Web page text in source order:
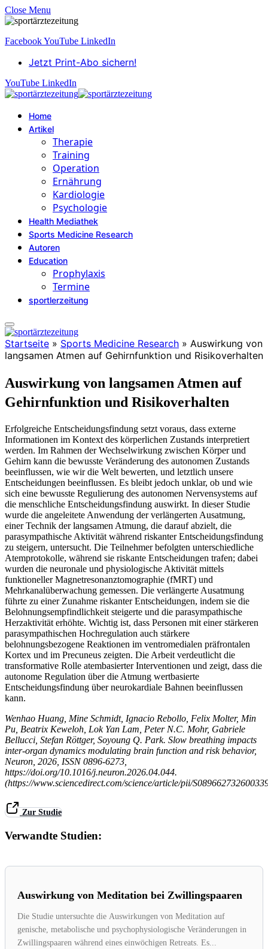
Close Menu
FacebookYouTube LinkedIn
Jetzt Print-Abo sichern!
YouTube LinkedIn
Home
Artikel
Therapie
Training
Operation
Ernährung
Kardiologie
Psychologie
Health Mediathek
Sports Medicine Research
Autoren
Education
Prophylaxis
Termine
sportlerzeitung
Startseite » Sports Medicine Research » Auswirkung von
langsamen Atmen auf Gehirnfunktion und Risikoverhalten
Auswirkung von langsamen Atmen auf
Gehirnfunktion und Risikoverhalten
Erfolgreiche Entscheidungsfindung setzt voraus, dass externe
Informationen im Kontext des körperlichen Zustands interpretiert
werden. Im Rahmen der Wechselwirkung zwischen Körper und
Gehirn kann die bewusste Veränderung des autonomen Zustands
beeinflussen, wie wir die Welt bewerten, und letztlich unsere
Entscheidungen beeinflussen. Es bleibt jedoch unklar, ob und wie
sich eine bewusste Regulierung des autonomen Nervensystems auf
die menschliche Entscheidungsfindung auswirkt. In dieser Studie
wurde die angeleitete Anwendung der verlängerten Ausatmung,
einer Technik der langsamen Atmung, die darauf abzielt, die
parasympathische Aktivität während riskanter Entscheidungsfindung
zu steigern, untersucht. Die Teilnehmer befolgten unterschiedliche
Atemprotokolle, während sie riskante Entscheidungen trafen; dabei
wurden die neuronale und physiologische Aktivität mittels
funktioneller Magnetresonanztomographie (fMRT) und
Mehrkanalüberwachung gemessen. Die verlängerte Ausatmung
führte zu einer Zunahme riskanter Entscheidungen, indem sie die
Belohnungsempfindlichkeit steigerte und die parasympathische
Herzaktivität erhöhte. Wichtig ist, dass Personen mit einer stärkeren
parasympathischen Hochregulation auch stärkere
belohnungsbezogene Reaktionen im ventromedialen präfrontalen
Kortex und im Precuneus zeigten. Die Arbeit verdeutlicht die
transformative Rolle atembasierter Interventionen und zeigt, dass die
autonome Regulation über die Atmung wertbasierte
Entscheidungsfindung über neurokardiale Bahnen beeinflussen
kann.
Wenhao Huang, Mine Schmidt, Ignacio Rebollo, Felix Molter, Min
Pu, Beatrix Keweloh, Lok Yan Lam, Peter N.C. Mohr, Gabriele
Bellucci, Stefan Röttger, Soyoung Q. Park. Slow breathing impacts
inter-organ dynamics modulating brain function and risk behavior,
Neuron, 2026, ISSN 0896-6273,
https://doi.org/10.1016/j.neuron.2026.04.044.
(https://www.sciencedirect.com/science/article/pii/
Zur Studie
Verwandte Studien:
Auswirkung von Meditation bei Zwillingspaaren
Die Studie untersuchte die Auswirkungen von Meditation auf
genische, metabolische und psychophysiologische Veränderungen in
Zwillingspaaren während eines einwöchigen Retreats. Es...